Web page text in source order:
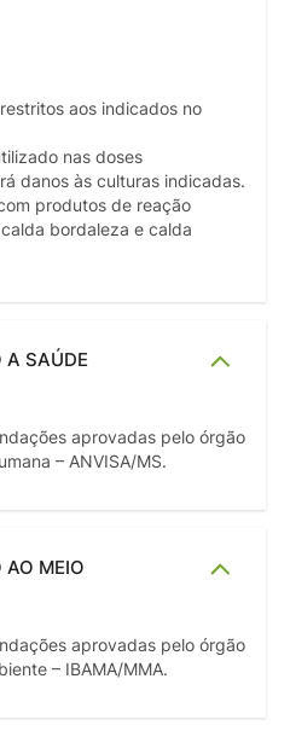
aos indicados no
nas doses
danos às culturas indicadas.
produtos de reação
bordaleza e calda
A SAÚDE
aprovadas pelo órgão
– ANVISA/MS.
AO MEIO
aprovadas pelo órgão
– IBAMA/MMA.